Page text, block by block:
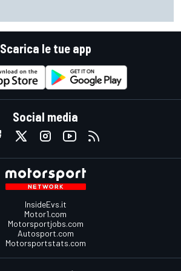
Scarica le tue app
Social media
InsideEvs.it
Motor1.com
Motorsportjobs.com
Autosport.com
Motorsportstats.com